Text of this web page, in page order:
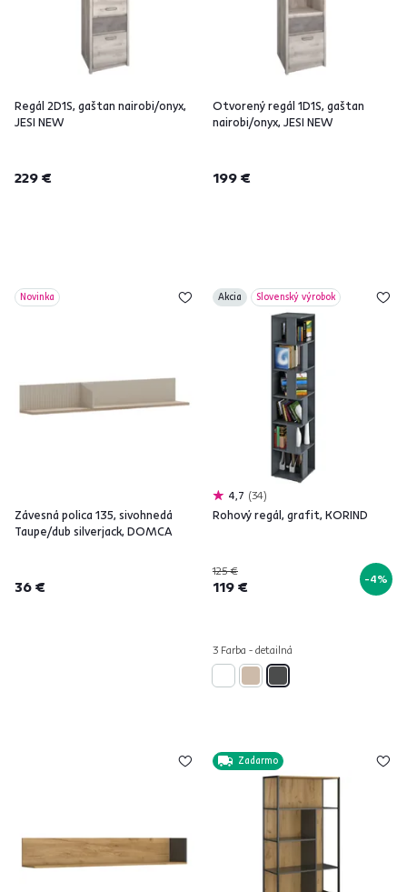
Regál 2D1S, gaštan nairobi/onyx,
JESI NEW
229 €
Otvorený regál 1D1S, gaštan
nairobi/onyx, JESI NEW
199 €
Novinka
Závesná polica 135, sivohnedá
Taupe/dub silverjack, DOMCA
36 €
Akcia Slovenský výrobok
4,7 34
Rohový regál, grafit, KORIND
125 €
119 € -4%
3 Farba - detailná
Zadarmo